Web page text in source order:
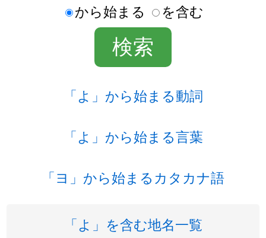
から始まる を含む
「よ」から始まる動詞
「よ」から始まる言葉
「ヨ」から始まるカタカナ語
「よ」を含む地名一覧